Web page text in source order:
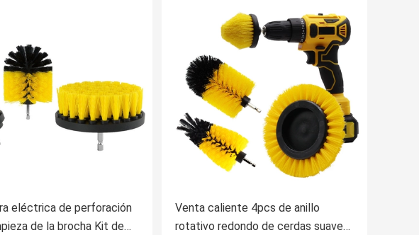
eléctrica de perforación
de la brocha Kit de
Venta caliente 4pcs de anillo
rotativo redondo de cerdas suaves